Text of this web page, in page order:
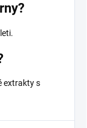
extrakty s